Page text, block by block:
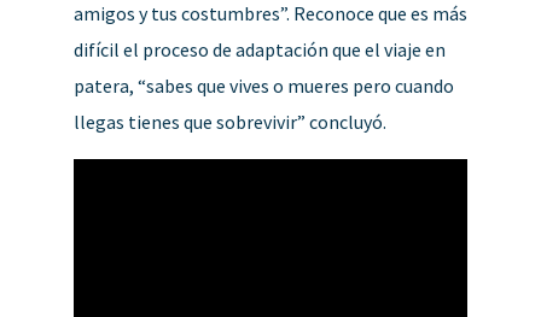
amigos y tus costumbres”. Reconoce que es más
difícil el proceso de adaptación que el viaje en
patera, “sabes que vives o mueres pero cuando
llegas tienes que sobrevivir” concluyó.